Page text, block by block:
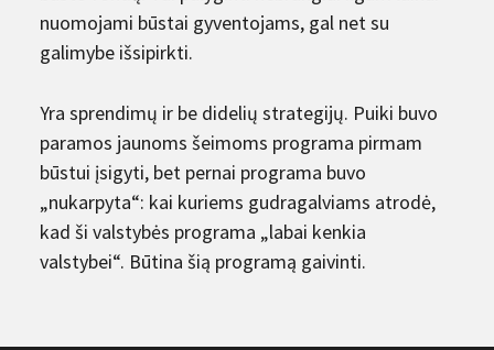
nuomojami būstai gyventojams, gal net su
galimybe išsipirkti.
Yra sprendimų ir be didelių strategijų. Puiki buvo
paramos jaunoms šeimoms programa pirmam
būstui įsigyti, bet pernai programa buvo
„nukarpyta“: kai kuriems gudragalviams atrodė,
kad ši valstybės programa „labai kenkia
valstybei“. Būtina šią programą gaivinti.